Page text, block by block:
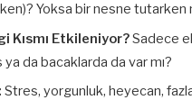
Yoksa bir nesne tutarken
Kısmı Etkileniyor?Sadece
da bacaklarda da var mı?
Stres, yorgunluk, heyecan,